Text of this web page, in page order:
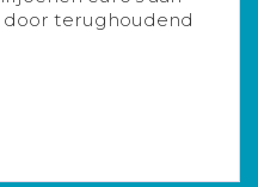
terughoudend